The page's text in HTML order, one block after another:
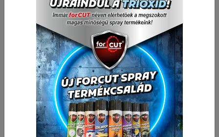
Csillag-villáskulcs 19 CrV HANS